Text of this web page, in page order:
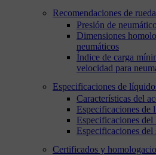
Recomendaciones de
Presión de
Dimensiones
neumáticos
Índice de carga
velocidad para
Especificaciones de
Características del
Especificaciones de
Especificaciones
Especificaciones
Certificados y